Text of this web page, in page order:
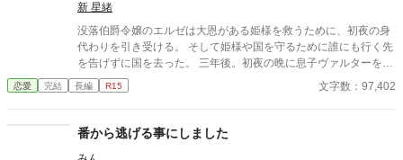
新 星緒
没落伯爵令嬢のエルゼは大恩がある姫様を救うために、初夜の身
代わりを引き受ける。 そして姫様や国を守るために誰にも行く先
を告げずに国を去った。 三年後。初夜の晩に息子ヴァルターを授
かっていたエルゼは、ひっそりと暮らしていた。ところが元婚約
者に拉致られて、あわやというところに初夜の相手であるハイン
「初夜の相手が君だと最初からわかっていたが？」 ――身代わり
初夜から始まる、純愛溺愛執着愛のお話！
恋愛 完結 長編 R15 文字数：97,402
番から逃げる事にしました